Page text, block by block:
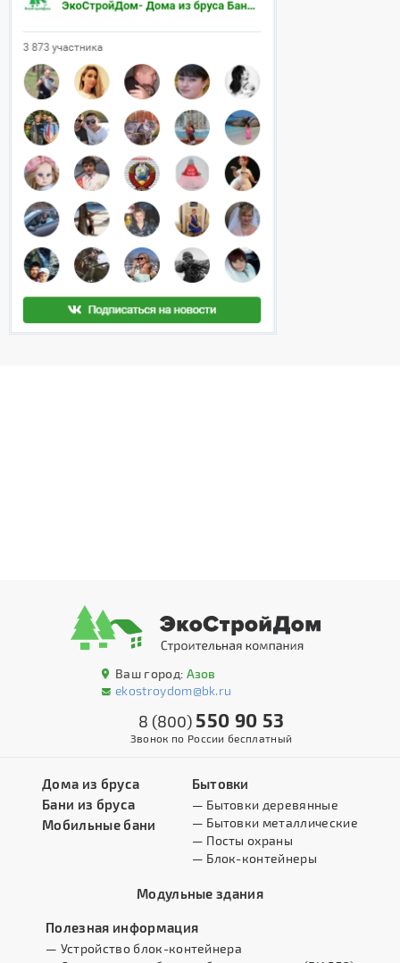
Ваш город: Азов
ekostroydom@bk.ru
8 (800) 550 90 53
Звонок по России бесплатный
Дома из бруса
Бани из бруса
Мобильные бани
Бытовки
— Бытовки деревянные
— Бытовки металлические
— Посты охраны
— Блок-контейнеры
Модульные здания
Полезная информация
— Устройство блок-контейнера